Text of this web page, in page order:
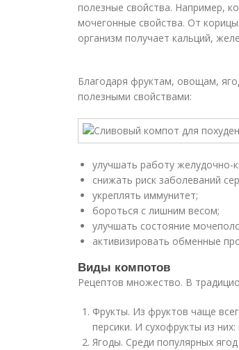
полезные свойства. Например,
мочегонные свойства. От
организм получает кальций,
Благодаря фруктам, овощам,
полезными свойствами:
улучшать работу желудочно-
снижать риск заболеваний
укреплять иммунитет;
бороться с лишним весом;
улучшать состояние
активизировать обменные
Виды компотов
Рецептов множество. В
Фрукты. Из фруктов чаще
персики. И сухофрукты из
Ягоды. Среди популярных